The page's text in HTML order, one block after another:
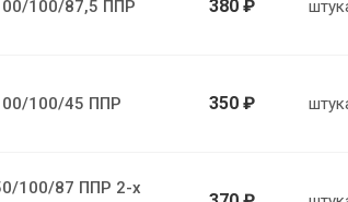
100/87,5 ППР 380 ₽
100/45 ППР 350 ₽
100/87 ППР 2-х